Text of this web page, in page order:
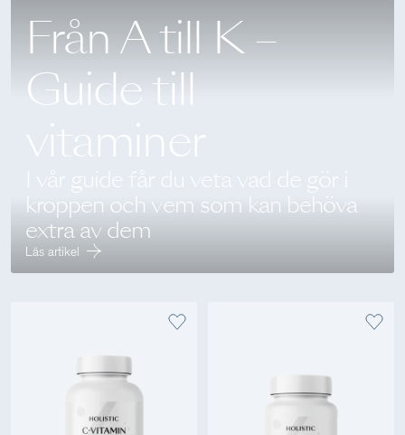
Från A till K –
Guide till
vitaminer
I vår guide får du veta vad de gör i
kroppen och vem som kan behöva
extra av dem
Läs artikel